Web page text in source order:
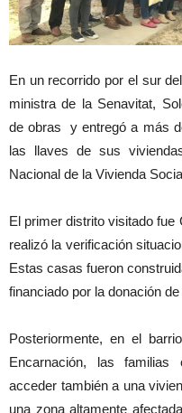
En un recorrido por el sur
ministra de la Senavitat,
de obras y entregó a más
las llaves de sus
Nacional de la Vivienda
El primer distrito visitado
realizó la verificación
Estas casas fueron
financiado por la donación
Posteriormente, en el
Encarnación, las
acceder también a una
una zona altamente